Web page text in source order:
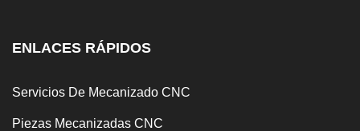
ENLACES RÁPIDOS
Servicios De Mecanizado CNC
Piezas Mecanizadas CNC